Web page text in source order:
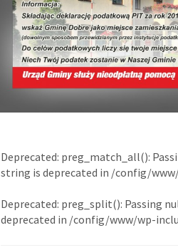
Deprecated: preg_match_all():
string is deprecated in /config/
Deprecated: preg_split(): Passing
deprecated in /config/www/wp-